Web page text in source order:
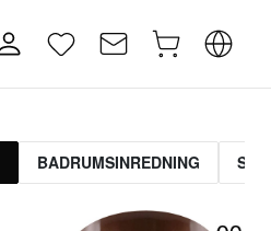
BADRUMSINREDNING